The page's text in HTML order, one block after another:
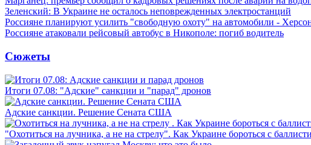
Зеленский: В Украине не осталось неповрежденных электростанций
Россияне планируют усилить "свободную охоту" на автомобили -
Россияне атаковали рейсовый автобус в Никополе: погиб водитель
Сюжеты
Итоги 07.08: "Адские" санкции и "парад" дронов
Адские санкции. Решение Сената США
"Охотиться на лучника, а не на стрелу". Как Украине бороться с